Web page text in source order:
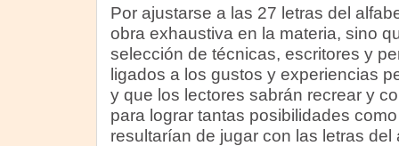
Por ajustarse a las 27 letras del
obra exhaustiva en la materia, sino
selección de técnicas, escritores y
ligados a los gustos y experiencias
y que los lectores sabrán recrear y
para lograr tantas posibilidades
resultarían de jugar con las letras del